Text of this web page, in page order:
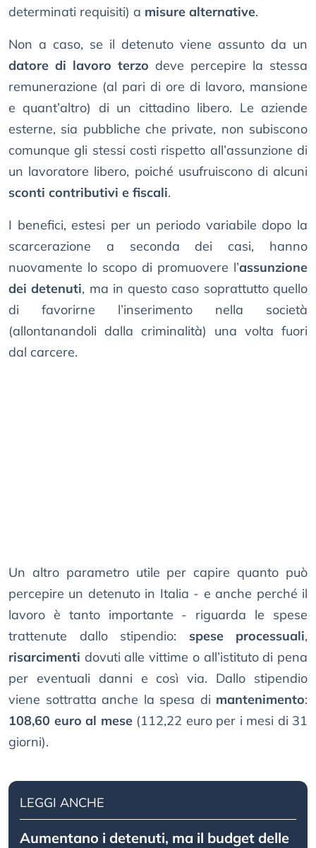
determinati requisiti) a misure alternative.
Non a caso, se il detenuto viene assunto da un
datore di lavoro terzo deve percepire la stessa
remunerazione (al pari di ore di lavoro, mansione
e quant’altro) di un cittadino libero. Le aziende
esterne, sia pubbliche che private, non subiscono
comunque gli stessi costi rispetto all’assunzione di
un lavoratore libero, poiché usufruiscono di alcuni
sconti contributivi e fiscali.
I benefici, estesi per un periodo variabile dopo la
scarcerazione a seconda dei casi, hanno
nuovamente lo scopo di promuovere l’assunzione
dei detenuti, ma in questo caso soprattutto quello
di favorirne l’inserimento nella società
(allontanandoli dalla criminalità) una volta fuori
dal carcere.
Un altro parametro utile per capire quanto può
percepire un detenuto in Italia - e anche perché il
lavoro è tanto importante - riguarda le spese
trattenute dallo stipendio: spese processuali,
risarcimenti dovuti alle vittime o all’istituto di pena
per eventuali danni e così via. Dallo stipendio
viene sottratta anche la spesa di mantenimento:
108,60 euro al mese(112,22 euro per i mesi di 31
giorni).
LEGGI ANCHE
Aumentano i detenuti, ma il budget delle